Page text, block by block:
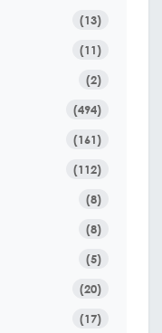
(13)
(11)
(2)
(494)
(161)
(112)
(8)
(8)
(5)
(20)
(17)